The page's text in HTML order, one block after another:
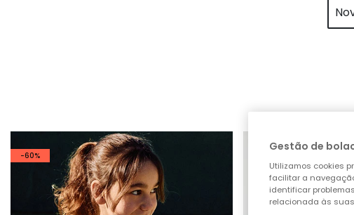
-60%
Gestão de
Utilizamos cookies
facilitar a
identificar
relacionada às